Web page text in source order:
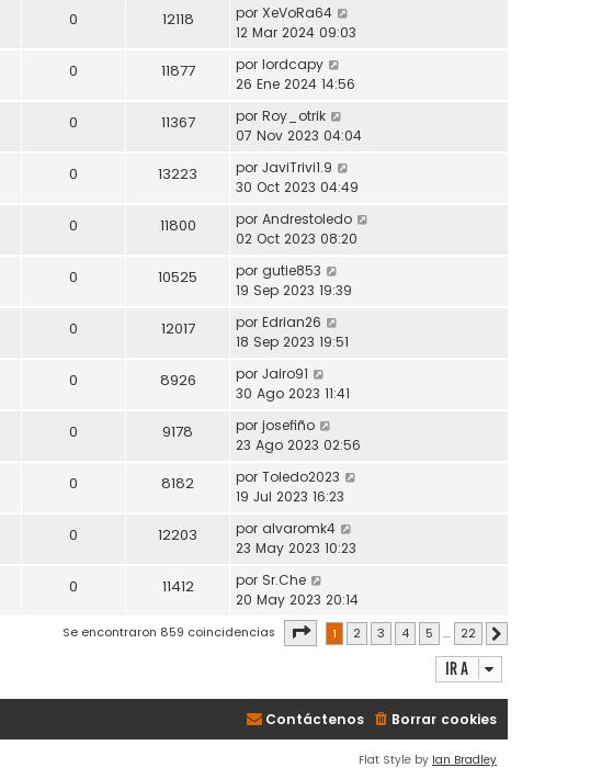
0 12118 por XeVoRa64
12 Mar 2024 09:03
0 11877 por lordcapy
26 Ene 2024 14:56
0 11367 por Roy_otrik
07 Nov 2023 04:04
0 13223 por JaviTrivi1.9
30 Oct 2023 04:49
0 11800 por Andrestoledo
02 Oct 2023 08:20
0 10525 por gutie853
19 Sep 2023 19:39
0 12017 por Edrian26
18 Sep 2023 19:51
0 8926 por Jairo91
30 Ago 2023 11:41
0 9178 por josefiño
23 Ago 2023 02:56
0 8182 por Toledo2023
19 Jul 2023 16:23
0 12203 por alvaromk4
23 May 2023 10:23
0 11412 por Sr.Che
20 May 2023 20:14
Se encontraron 859 coincidencias Página1 de
1 2 3 4 5 … 22
Ir a
Borrar cookies
Contáctenos
Flat Style by Ian Bradley